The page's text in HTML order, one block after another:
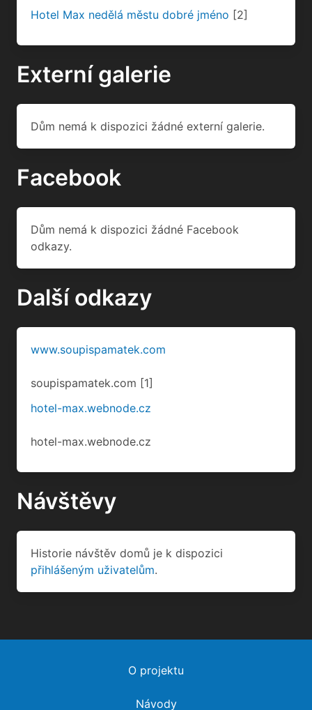
Hotel Max nedělá městu dobré jméno [2]
Externí galerie
Dům nemá k dispozici žádné externí galerie.
Facebook
Dům nemá k dispozici žádné Facebook
odkazy.
Další odkazy
www.soupispamatek.com
soupispamatek.com [1]
hotel-max.webnode.cz
hotel-max.webnode.cz
Návštěvy
Historie návštěv domů je k dispozici
přihlášeným uživatelům.
O projektu
Návody